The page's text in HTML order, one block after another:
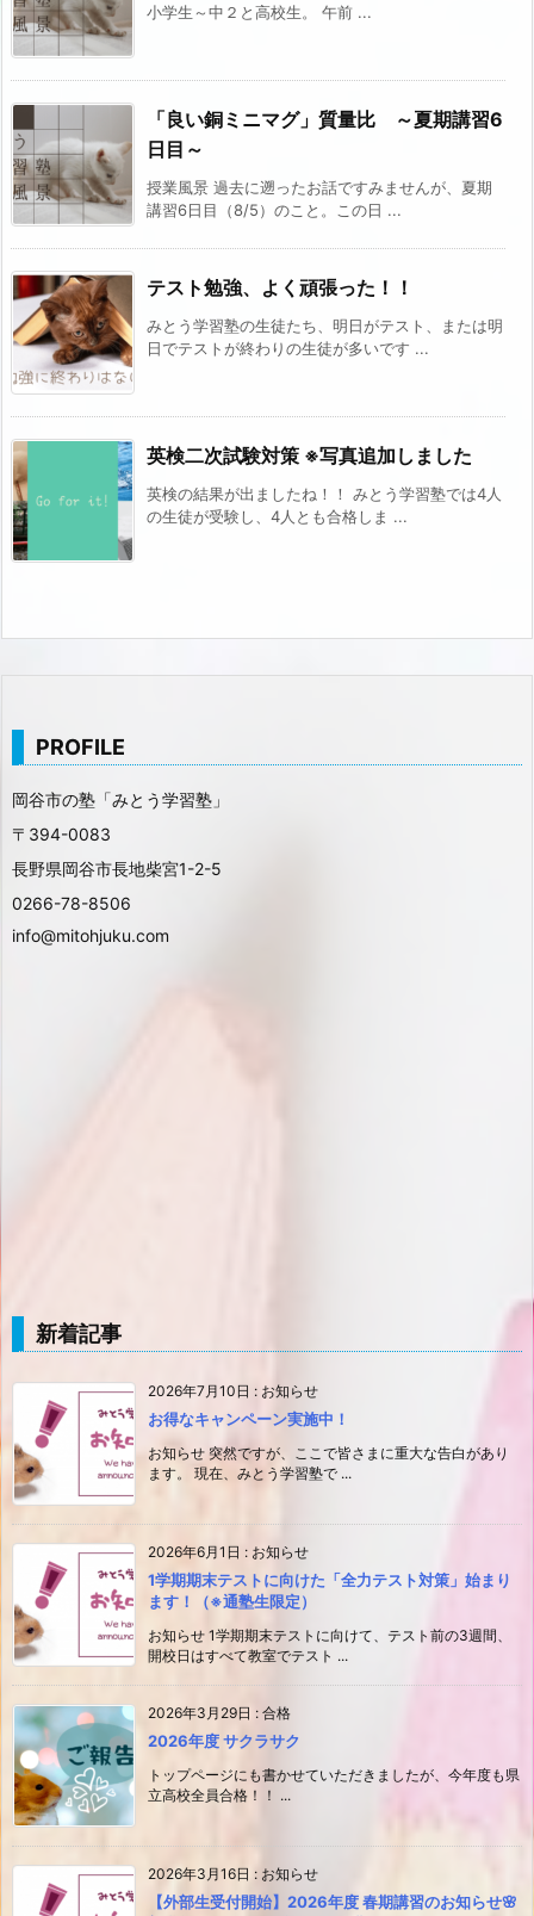
小学生～中２と高校生。 午前 ...
「良い銅ミニマグ」質量比 ～夏期講習6
日目～
授業風景 過去に遡ったお話ですみませんが、夏期
講習6日目（8/5）のこと。この日 ...
テスト勉強、よく頑張った！！
みとう学習塾の生徒たち、明日がテスト、または明
日でテストが終わりの生徒が多いです ...
英検二次試験対策 ※写真追加しました
英検の結果が出ましたね！！ みとう学習塾では4人
の生徒が受験し、4人とも合格しま ...
PROFILE
岡谷市の塾「みとう学習塾」
〒394-0083
長野県岡谷市長地柴宮1-2-5
0266-78-8506
info@mitohjuku.com
新着記事
2026年7月10日 : お知らせ
お得なキャンペーン実施中！
お知らせ 突然ですが、ここで皆さまに重大な告白があり
ます。 現在、みとう学習塾で ...
2026年6月1日 : お知らせ
1学期期末テストに向けた「全力テスト対策」始まり
ます！（※通塾生限定）
お知らせ 1学期期末テストに向けて、テスト前の3週間、
開校日はすべて教室でテスト ...
2026年3月29日 : 合格
2026年度 サクラサク
トップページにも書かせていただきましたが、今年度も県
立高校全員合格！！ ...
2026年3月16日 : お知らせ
【外部生受付開始】2026年度 春期講習のお知らせ🌸